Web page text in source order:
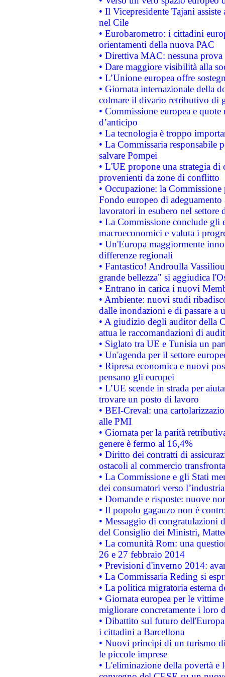
• Il Vicepresidente Tajani
nel Cile
• Eurobarometro: i cittadini
orientamenti della nuova PAC
• Direttiva MAC: nessuna
• Dare maggiore visibilità alla
• L’Unione europea offre
• Giornata internazionale della
colmare il divario retributivo di
• Commissione europea e
d’anticipo
• La tecnologia è troppo
• La Commissaria responsabile
salvare Pompei
• L'UE propone una strategia
provenienti da zone di conflitto
• Occupazione: la
Fondo europeo di
lavoratori in esubero nel
• La Commissione conclude
macroeconomici e valuta i
• Un'Europa maggiormente
differenze regionali
• Fantastico! Androulla
grande bellezza" si aggiudica
• Entrano in carica i nuovi
• Ambiente: nuovi studi
dalle inondazioni e di passare a
• A giudizio degli auditor della
attua le raccomandazioni di
• Siglato tra UE e Tunisia un
• Un'agenda per il settore
• Ripresa economica e nuovi
pensano gli europei
• L’UE scende in strada per
trovare un posto di lavoro
• BEI-Creval: una
alle PMI
• Giornata per la parità
genere è fermo al 16,4%
• Diritto dei contratti di
ostacoli al commercio
• La Commissione e gli Stati
dei consumatori verso
• Domande e risposte: nuove
• Il popolo gagauzo non è
• Messaggio di congratulazioni
del Consiglio dei Ministri,
• La comunità Rom: una
26 e 27 febbraio 2014
• Previsioni d'inverno 2014:
• La Commissaria Reding si
• La politica migratoria esterna
• Giornata europea per le
migliorare concretamente i loro
• Dibattito sul futuro
i cittadini a Barcellona
• Nuovi principi di un turismo
le piccole imprese
• L'eliminazione della povertà